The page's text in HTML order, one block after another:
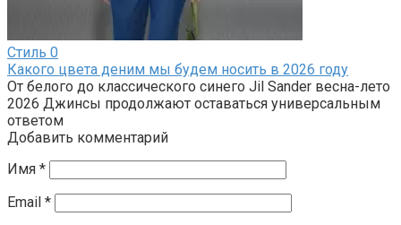
Стиль 0
Какого цвета деним мы будем носить в 2026 году
От белого до классического синего Jil Sander весна-лето
2026 Джинсы продолжают оставаться универсальным
ответом
Добавить комментарий
Имя *
Email *